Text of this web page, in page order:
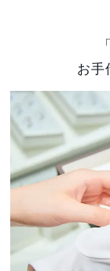
お手